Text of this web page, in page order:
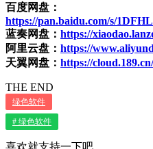
百度网盘：
https://pan.baidu.com/s/
蓝奏网盘： https://
阿里云盘： https://
天翼网盘： https://
THE END
绿色软件
# 绿色软件
喜欢就支持一下吧